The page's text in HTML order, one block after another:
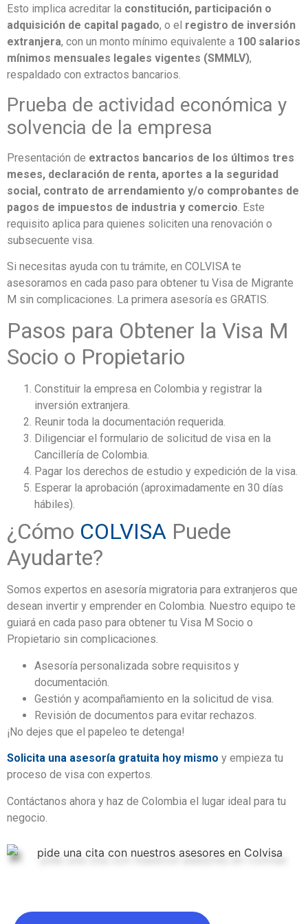
Esto implica acreditar la constitución, participación o
adquisición de capital pagado, o el registro de inversión
extranjera, con un monto mínimo equivalente a 100 salarios
mínimos mensuales legales vigentes (SMMLV),
respaldado con extractos bancarios.
Prueba de actividad económica y
solvencia de la empresa
Presentación de extractos bancarios de los últimos tres
meses, declaración de renta, aportes a la seguridad
social, contrato de arrendamiento y/o comprobantes de
pagos de impuestos de industria y comercio . Este
requisito aplica para quienes soliciten una renovación o
subsecuente visa.
Si necesitas ayuda con tu trámite, en COLVISA te
asesoramos en cada paso para obtener tu Visa de Migrante
M sin complicaciones. La primera asesoría es GRATIS.
Pasos para Obtener la Visa M
Socio o Propietario
Constituir la empresa en Colombia y registrar la
inversión extranjera.
Reunir toda la documentación requerida.
Diligenciar el formulario de solicitud de visa en la
Cancillería de Colombia.
Pagar los derechos de estudio y expedición de la visa.
Esperar la aprobación (aproximadamente en 30 días
hábiles).
¿Cómo COLVISA Puede
Ayudarte?
Somos expertos en asesoría migratoria para extranjeros que
desean invertir y emprender en Colombia. Nuestro equipo te
guiará en cada paso para obtener tu Visa M Socio o
Propietario sin complicaciones.
Asesoría personalizada sobre requisitos y
documentación.
Gestión y acompañamiento en la solicitud de visa.
Revisión de documentos para evitar rechazos.
¡No dejes que el papeleo te detenga!
Solicita una asesoría gratuita hoy mismo y empieza tu
proceso de visa con expertos.
Contáctanos ahora y haz de Colombia el lugar ideal para tu
negocio.